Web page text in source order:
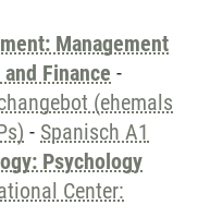
Management
Finance -
(ehemals
- Spanisch A1
Psychology
Center: